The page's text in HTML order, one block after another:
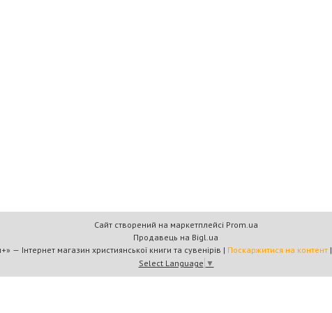
Сайт створений на маркетплейсі Prom.ua
Продавець на Bigl.ua
Книжковий дім «Барви+» — Інтернет магазин християнської книги та сувенірів | Поскаржитися на контент |
Select Language ▼